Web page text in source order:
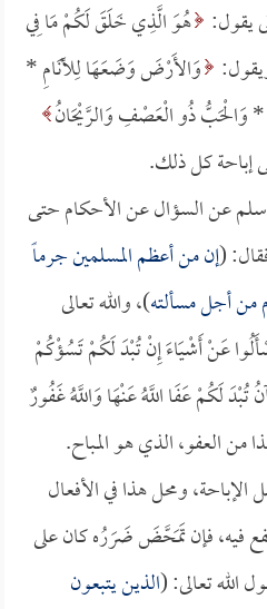
يقول: هُوَ الَّذِي خَلَقَ لَكُمْ مَا فِي
وَالأَرْضَ وَضَعَهَا لِلأَنَامِ *
*وَالْحَبُّ ذُو الْعَصْفِ وَالرَّيْحَانُ
وسلم عن السؤال عن الأحكام حتى
(إن من أعظم المسلمين جرماً
أجل مسألته)، والله تعالى
عَنْ أَشْيَاءَ إِنْ تُبْدَ لَكُمْ تَسُؤْكُمْ
لَكُمْ عَفَا اللَّهُ عَنْهَا وَاللَّهُ غَفُورٌ
ومحل هذا في الأفعال
نفع فيه، فإن تَمَحَّضَ ضَرَرُه كان على
الله تعالى: (الذين يتبعون